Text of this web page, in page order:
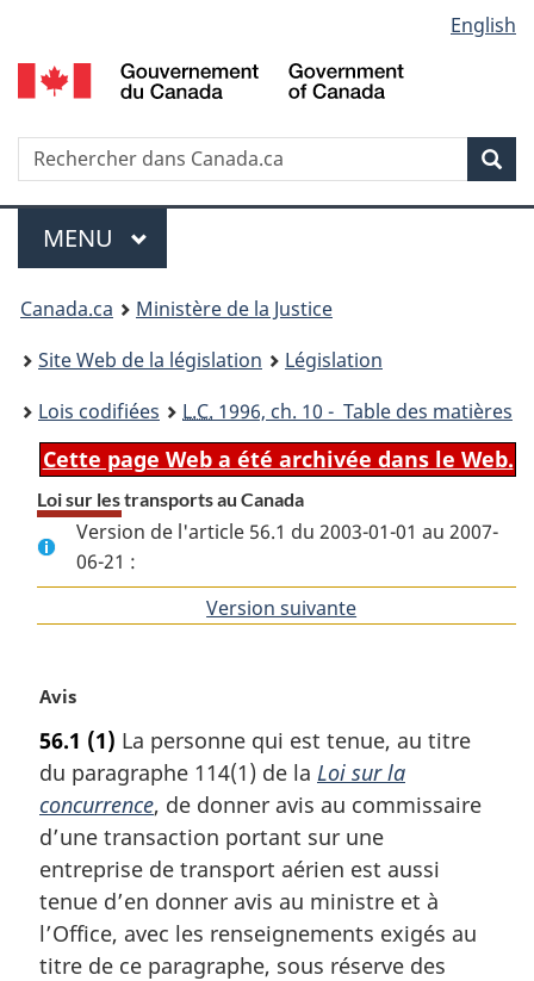
au
contenu
propos
de
la
HTML
simplifiée
selection
English
Recherche
Menu
MENU PRINCIPAL
You
are
here:
Canada.ca
Ministère de la Justice
Site Web de la législation
Législation
Lois codifiées
L.C. 1996, ch. 10 - Table des matières
Cette page Web a été archivée dans le Web.
Loi sur les transports au Canada
Version de l'article 56.1 du 2003-01-01 au 2007-
06-21 :
Version suivante
N
t
e
m
a
g
i
n
a
Avis
56.1 (1) La personne qui est tenue, au titre
du paragraphe 114(1) de la Loi sur la
concurrence, de donner avis au commissaire
d’une transaction portant sur une
entreprise de transport aérien est aussi
tenue d’en donner avis au ministre et à
l’Office, avec les renseignements exigés au
titre de ce paragraphe, sous réserve des